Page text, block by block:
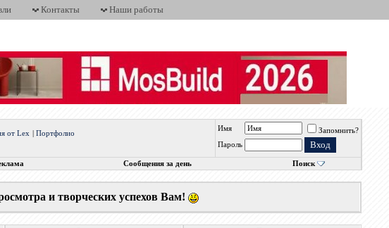
Контакты Наши работы
от Lex |Портфолио
Имя
Запомнить?
Пароль
Сообщения за день Поиск
и творческих успехов Вам!